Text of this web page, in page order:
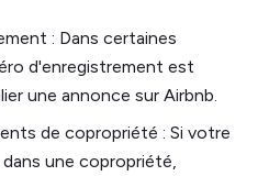
: Dans certaines
d'enregistrement est
une annonce sur Airbnb.
de copropriété : Si votre
une copropriété,